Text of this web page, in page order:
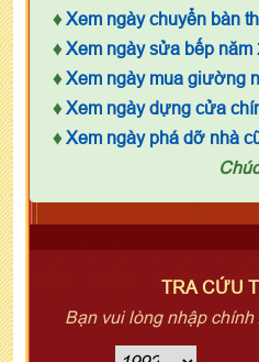
♦ Xem ngày chuyển bàn
♦ Xem ngày sửa bếp năm
♦ Xem ngày mua giường
♦ Xem ngày dựng cửa
♦ Xem ngày phá dỡ nhà
TRA CỨU
Bạn vui lòng nhập